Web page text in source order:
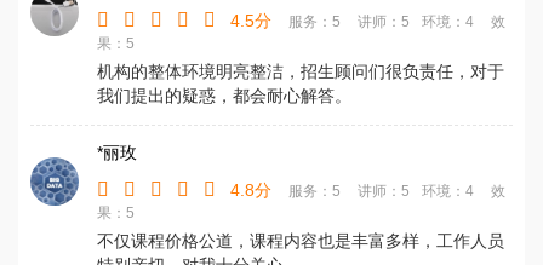
4.5分
服务：5 讲师：5 环境：4
效
果：5
机构的整体环境明亮整洁，招生顾问们很负责任，对于
我们提出的疑惑，都会耐心解答。
*丽玫
4.8分
服务：5 讲师：5 环境：4
效
果：5
不仅课程价格公道，课程内容也是丰富多样，工作人员